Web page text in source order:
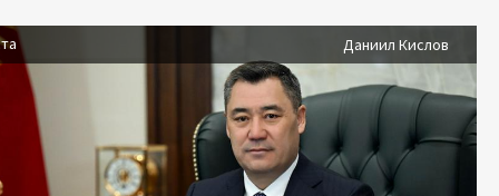
Даниил Кислов